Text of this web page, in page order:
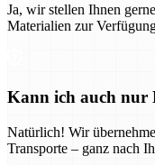
Ja, wir stellen Ihnen
Materialien zur
Kann ich auch nur
Natürlich! Wir
Transporte – ganz nach